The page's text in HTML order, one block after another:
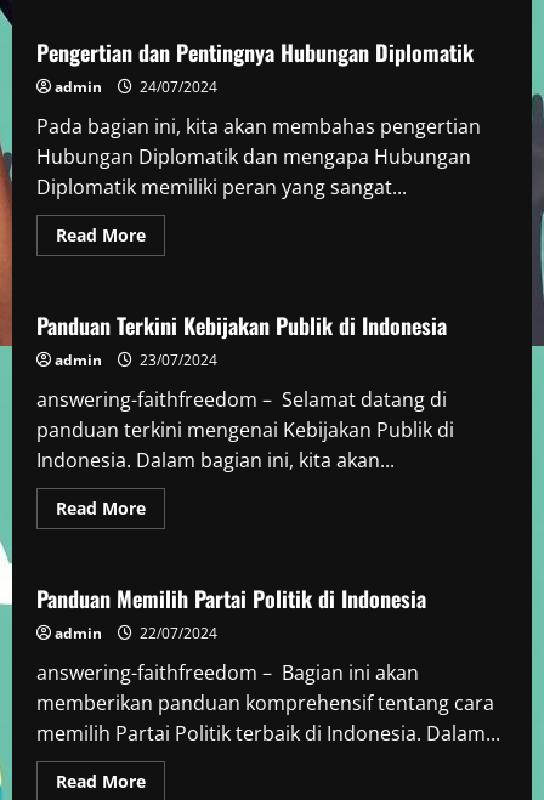
Asasi
Politik
di
Indonesia
Pengertian dan Pentingnya Hubungan Diplomatik
admin 24/07/2024
Pada bagian ini, kita akan membahas pengertian
Hubungan Diplomatik dan mengapa Hubungan
Diplomatik memiliki peran yang sangat...
Read MoreRead
more
Pentingnya
Hubungan
Diplomatik
Politik
Panduan Terkini Kebijakan Publik di Indonesia
admin 23/07/2024
answering-faithfreedom – Selamat datang di
panduan terkini mengenai Kebijakan Publik di
Indonesia. Dalam bagian ini, kita akan...
Read MoreRead
more
Kebijakan
Publik
di
Indonesia
Politik
Panduan Memilih Partai Politik di Indonesia
admin 22/07/2024
answering-faithfreedom – Bagian ini akan
memberikan panduan komprehensif tentang cara
memilih Partai Politik terbaik di Indonesia. Dalam...
Read MoreRead